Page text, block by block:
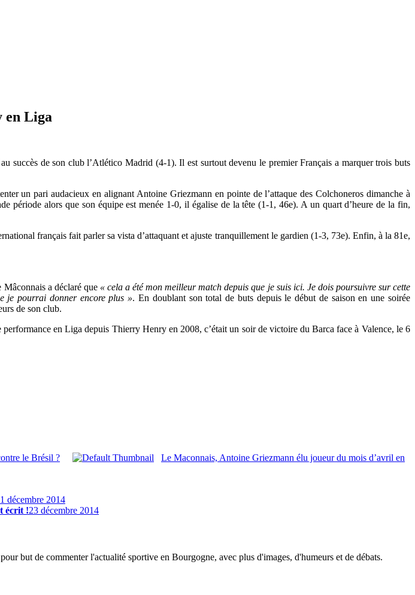
en Liga
succès de son club l’Atlético Madrid (4-1). Il est surtout devenu le premier Français a marquer trois buts
un pari audacieux en alignant Antoine Griezmann en pointe de l’attaque des Colchoneros dimanche à
période alors que son équipe est menée 1-0, il égalise de la tête (1-1, 46e). A un quart d’heure de la fin,
français fait parler sa vista d’attaquant et ajuste tranquillement le gardien (1-3, 73e). Enfin, à la 81e,
a déclaré que « cela a été mon meilleur match depuis que je suis ici. Je dois poursuivre sur cette
je pourrai donner encore plus ». En doublant son total de buts depuis le début de saison en une soirée
de son club.
en Liga depuis Thierry Henry en 2008, c’était un soir de victoire du Barca face à Valence, le 6
le Brésil ?
Le Maconnais, Antoine Griezmann élu joueur du mois d’avril en
décembre 2014
écrit !23 décembre 2014
but de commenter l'actualité sportive en Bourgogne, avec plus d'images, d'humeurs et de débats.